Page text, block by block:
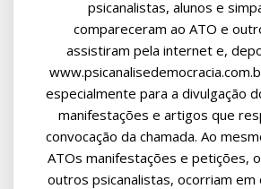
psicanalistas, alunos e
compareceram ao ATO e
assistiram pela internet e,
especialmente para a divulgação
manifestações e artigos que
convocação da chamada. Ao
ATOs manifestações e petições,
outros psicanalistas, ocorriam